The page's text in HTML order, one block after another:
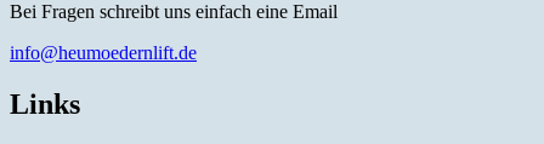
Bei Fragen schreibt uns einfach eine Email
info@heumoedernlift.de
Links